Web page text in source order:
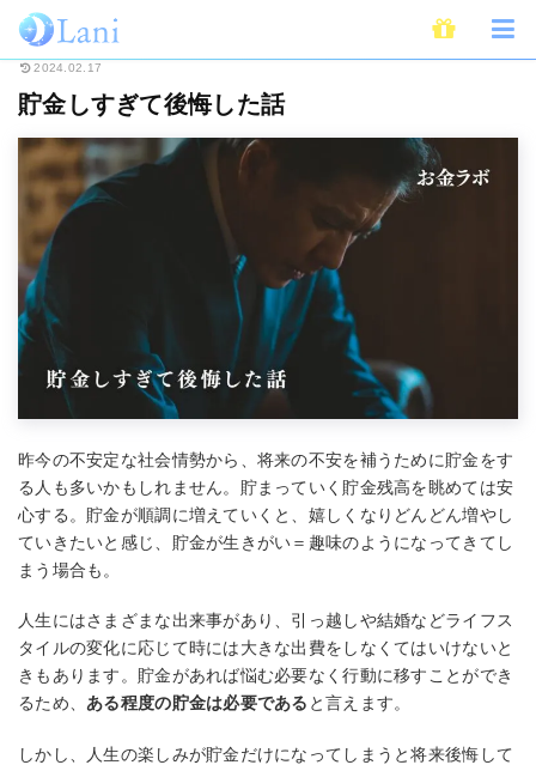
ホーム ライフスタイル
2024.02.17
貯金しすぎて後悔した話
昨今の不安定な社会情勢から、将来の不安を補うために貯金をす
る人も多いかもしれません。貯まっていく貯金残高を眺めては安
心する。貯金が順調に増えていくと、嬉しくなりどんどん増やし
ていきたいと感じ、貯金が生きがい＝趣味のようになってきてし
まう場合も。
人生にはさまざまな出来事があり、引っ越しや結婚などライフス
タイルの変化に応じて時には大きな出費をしなくてはいけないと
きもあります。貯金があれば悩む必要なく行動に移すことができ
るため、 ある程度の貯金は必要である と言えます。
しかし、人生の楽しみが貯金だけになってしまうと将来後悔して